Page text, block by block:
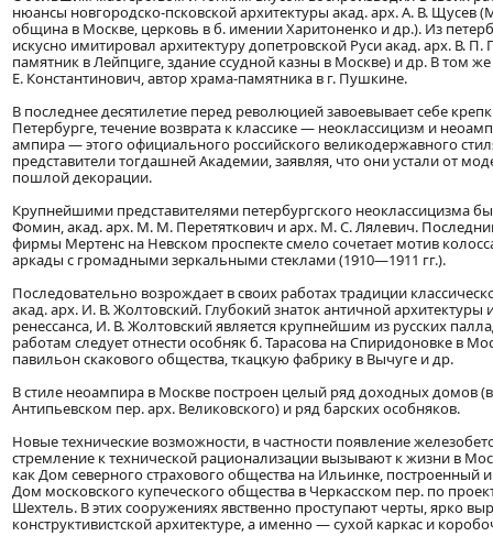
нюансы новгородско-псковской архитектуры акад. арх. А. В. Щусев
община в Москве, церковь в б. имении Харитоненко и др.). Из
искусно имитировал архитектуру допетровской Руси акад. арх. В.
памятник в Лейпциге, здание ссудной казны в Москве) и др. В том
Е. Константинович, автор храма-памятника в г. Пушкине.
В последнее десятилетие перед революцией завоевывает себе
Петербурге, течение возврата к классике — неоклассицизм и
ампира — этого официального российского великодержавного
представители тогдашней Академии, заявляя, что они устали от
пошлой декорации.
Крупнейшими представителями петербургского неоклассицизма
Фомин, акад. арх. М. М. Перетяткович и арх. М. С. Лялевич.
фирмы Мертенс на Невском проспекте смело сочетает мотив
аркады с громадными зеркальными стеклами (1910—1911 гг.).
Последовательно возрождает в своих работах традиции
акад. арх. И. В. Жолтовский. Глубокий знаток античной архитектуры
ренессанса, И. В. Жолтовский является крупнейшим из русских
работам следует отнести особняк б. Тарасова на Спиридоновке в
павильон скакового общества, ткацкую фабрику в Вычуге и др.
В стиле неоампира в Москве построен целый ряд доходных домов
Антипьевском пер. арх. Великовского) и ряд барских особняков.
Новые технические возможности, в частности появление
стремление к технической рационализации вызывают к жизни в
как Дом северного страхового общества на Ильинке, построенный
Дом московского купеческого общества в Черкасском пер. по
Шехтель. В этих сооружениях явственно проступают черты, ярко
конструктивистской архитектуре, а именно — сухой каркас и